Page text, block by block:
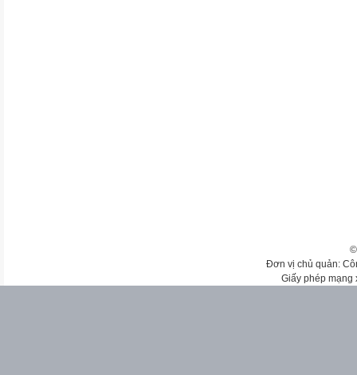
Đơn vị chủ quản:
Giấy phép mạng